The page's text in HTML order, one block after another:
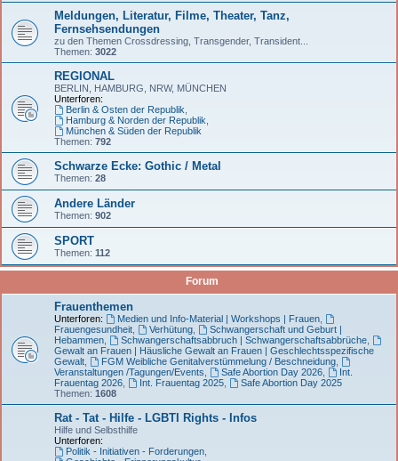
Meldungen, Literatur, Filme, Theater, Tanz,
Fernsehsendungen
zu den Themen Crossdressing, Transgender, Transident...
Themen: 3022
REGIONAL
BERLIN, HAMBURG, NRW, MÜNCHEN
Unterforen:
Berlin & Osten der Republik
Hamburg & Norden der Republik
München & Süden der Republik
Themen: 792
Schwarze Ecke: Gothic / Metal
Themen: 28
Andere Länder
Themen: 902
SPORT
Themen: 112
Forum
Frauenthemen
Unterforen: Medien und Info-Material | Workshops | Frauen,
Frauengesundheit
Verhütung,
Schwangerschaft und Geburt |
Hebammen
Schwangerschaftsabbruch | Schwangerschaftsabbrüche,
Gewalt an Frauen | Häusliche Gewalt an Frauen | Geschlechtsspezifische
Gewalt
FGM Weibliche Genitalverstümmelung / Beschneidung,
Veranstaltungen /Tagungen/Events
Safe Abortion Day 2026,
Int.
Frauentag 2026
Int. Frauentag 2025,
Safe Abortion Day 2025
Themen: 1608
Rat - Tat - Hilfe - LGBTI Rights - Infos
Hilfe und Selbsthilfe
Unterforen:
Politik - Initiativen - Forderungen,